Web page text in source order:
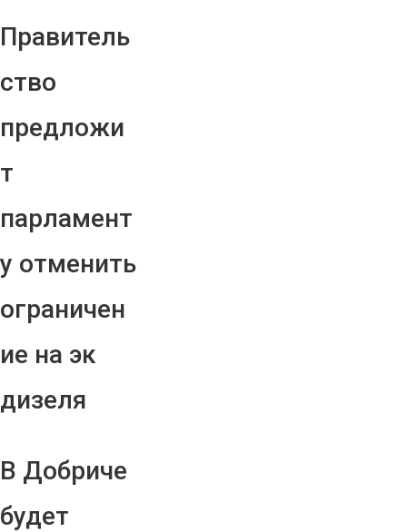
Правитель
ство
предложи
т
парламент
у отменить
ограничен
ие на эк
дизеля
В Добриче
будет